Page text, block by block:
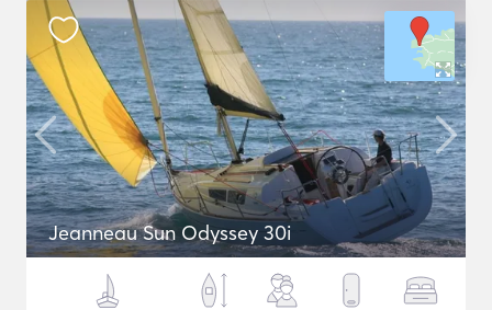
Jeanneau Sun Odyssey 30i